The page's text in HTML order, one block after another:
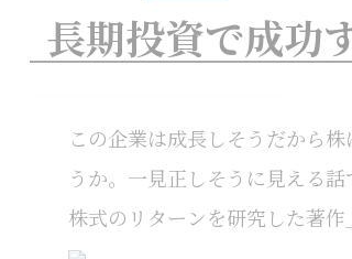
長期投資で成功
この企業は成長しそうだから
うか。一見正しそうに見える
株式のリターンを研究した著作